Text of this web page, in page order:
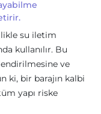
su iletim
kullanılır. Bu
ve
ki, bir barajın kalbi
yapı riske